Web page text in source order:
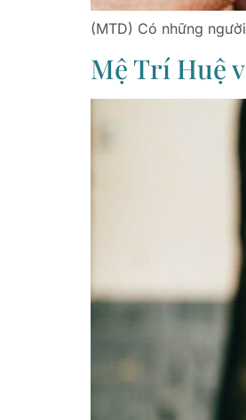
(MTD) Có những
Mệ Trí Huệ